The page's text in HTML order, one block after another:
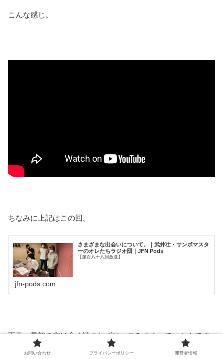
こんな感じ。
ちなみに上記はこの回。
さまざまな出会いについて。｜武井壮・サンボマスタ
ーのオレたちラジオ団｜JFN Pods
【第百八十八回放送】
jfn-pods.com
正直、最初の方は全く読まれずにへこみまくっていたんです
けど・・・
お問い合わせ プライバシーポリシー 運営者情報